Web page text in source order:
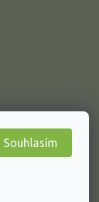
Souhlasím